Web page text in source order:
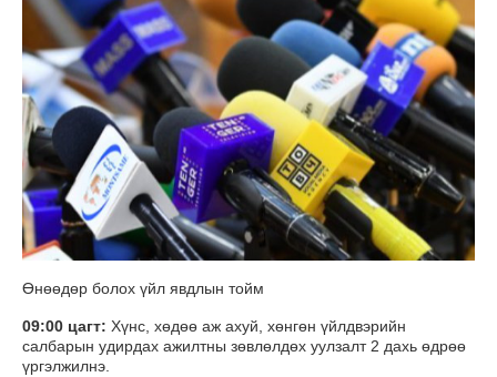
Өнөөдөр болох үйл явдлын тойм
09:00 цагт: Хүнс, хөдөө аж ахуй, хөнгөн үйлдвэрийн
салбарын удирдах ажилтны зөвлөлдөх уулзалт 2 дахь өдрөө
үргэлжилнэ.